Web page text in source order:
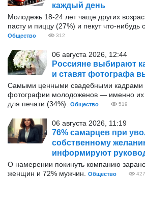
каждый день
Молодежь 18-24 лет чаще других
пасту и пиццу (27%) и пекут что-нибудь
Общество 312
06 августа 2026, 12:44
Россияне выбирают
и ставят фотографа
Самыми ценными свадебными кадрами
фотографии молодоженов — именно их
для печати (34%).
Общество 519
06 августа 2026, 11:19
76% самарцев при
собственному
информируют
О намерении покинуть компанию
женщин и 72% мужчин.
Общество 427